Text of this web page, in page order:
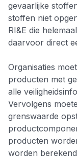
gevaarlijke
stoffen niet
RI&E die
daarvoor direct
Organisaties
producten met
alle
Vervolgens
grenswaarde
producten
worden